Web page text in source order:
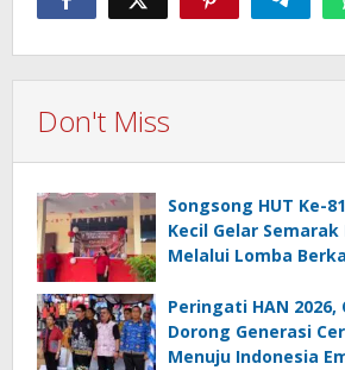
Don't Miss
Songsong HUT Ke-
Kecil Gelar
Melalui Lomba
Peringati HAN 2026,
Dorong Generasi
Menuju Indonesia